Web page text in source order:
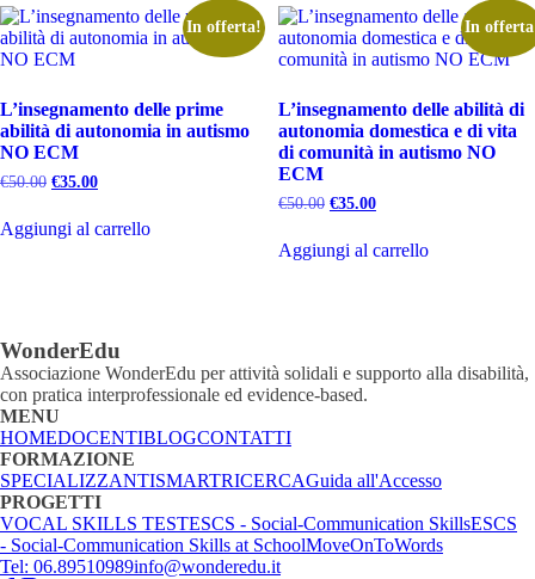
In offerta!
L’insegnamento delle prime
abilità di autonomia in autismo
NO ECM
€50.00 Il
era:
€35.00Il
è:
Aggiungi al carrello
In
L’insegnamento delle abilità di
autonomia domestica e di vita
di comunità in autismo NO
ECM
€50.00 Il
era:
€35.00Il
è:
Aggiungi al carrello
WonderEdu
Associazione WonderEdu per attività solidali e supporto alla disabilità,
con pratica interprofessionale ed evidence-based.
MENU
HOMEDOCENTIBLOGCONTATTI
FORMAZIONE
SPECIALIZZANTISMARTRICERCAGuida all'Accesso
PROGETTI
VOCAL SKILLS TESTESCS - Social-Communication SkillsESCS
- Social-Communication Skills at SchoolMoveOnToWords
Tel: 06.89510989info@wonderedu.it